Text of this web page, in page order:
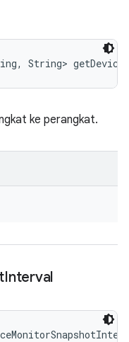
String>
ke perangkat.
Interval